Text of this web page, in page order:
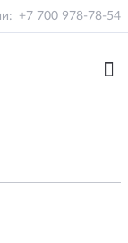
+7 700 978-78-54